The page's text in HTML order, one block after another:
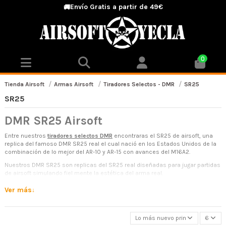
🚚Envío Gratis a partir de 49€
0
Tienda Airsoft Armas Airsoft Tiradores Selectos - DMR SR25
SR25
DMR SR25 Airsoft
Entre nuestros tiradores selectos DMR encontraras el SR25 de airsoft, una
replica del famoso DMR SR25 real el cual nació en los Estados Unidos de la
combinación de lo mejor del AR-10 y AR-15 con avances del M16A2.
Nuestros DMR SR25 son replicas del SR25 real diseñadas para jugar partidas
de airsoft simulando fiel mente la estética del arma real.
En nuestra tienda online podrás encontrar una gran selección de tiradores
selectos DMR, entre los que encontraras los modelos mas fiables y
Ver más
Lo más nuevo primero 6